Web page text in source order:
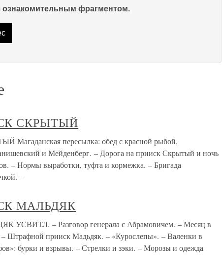
ознакомительным фрагментом.
СКРЫТЫЙ
пересылка: обед с красной рыбой,
и Мейденберг. – Дорога на прииск Скрытый и ночь
– Нормы выработки, туфта и кормежка. – Бригада
–
МАЛЬДЯК
– Разговор генерала с Абрамовичем. – Месяц в
Штрафной прииск Мадьдяк. – «Курослепы». – Валенки в
бурки и взрывы. – Стрелки и зэки. – Морозы и одежда